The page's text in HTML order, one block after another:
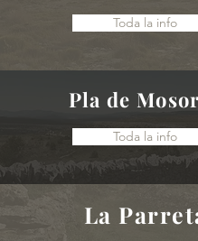
Toda la info
Pla de
Toda la info
La